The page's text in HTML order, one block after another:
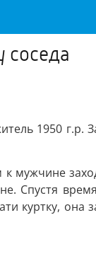
соседа
1950 г.р.
мужчине
Спустя
куртку, она